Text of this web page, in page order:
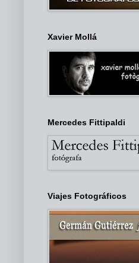
Xavier Mollá
Mercedes Fittipaldi
Viajes Fotográficos